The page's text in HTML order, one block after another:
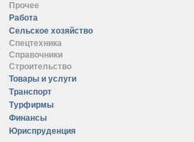
Прочее
Работа
Сельское хозяйство
Спецтехника
Справочники
Строительство
Товары и услуги
Транспорт
Турфирмы
Финансы
Юриспруденция